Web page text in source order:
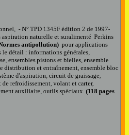
- N° TPD 1345F édition 2 de 1997-
aspiration naturelle et suralimenté Perkins
antipollution) pour applications
détail : informations générales,
ensembles pistons et bielles, ensemble
distribution et entraînement, ensemble bloc
d'aspiration, circuit de graissage,
refroidissement, volant et carter,
auxiliaire, outils spéciaux. (118 pages